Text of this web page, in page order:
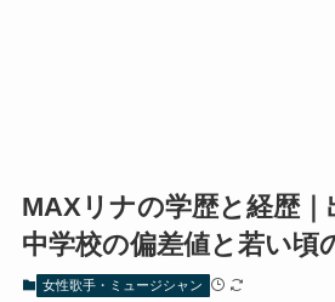
MAXリナの学歴と経歴｜
中学校の偏差値と若い頃
女性歌手・ミュージシャン